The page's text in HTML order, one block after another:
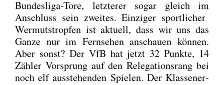
Bun­des­li­ga-Tore, letz­te­rer sogar gleich im
Anschluss sein zwei­tes. Ein­zi­ger sport­li­cher
Wer­muts­trop­fen ist aktu­ell, dass wir uns das
Gan­ze nur im Fern­se­hen anschau­en kön­nen.
Aber sonst? Der VfB hat jetzt 32 Punk­te, 14
Zäh­ler Vor­sprung auf den Rele­ga­ti­ons­rang bei
noch elf aus­ste­hen­den Spie­len. Der Klas­sen­er­